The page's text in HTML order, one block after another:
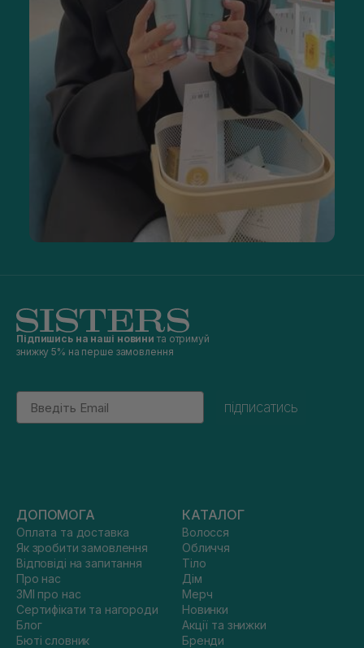
Підпишись на наші новини та отримуй
знижку 5% на перше замовлення
Email
підписатись
ДОПОМОГА
Оплата та доставка
Як зробити замовлення
Відповіді на запитання
Про нас
ЗМІ про нас
Сертифікати та нагороди
Блог
Бюті словник
КАТАЛОГ
Волосся
Обличчя
Тіло
Дім
Мерч
Новинки
Акції та знижки
Бренди